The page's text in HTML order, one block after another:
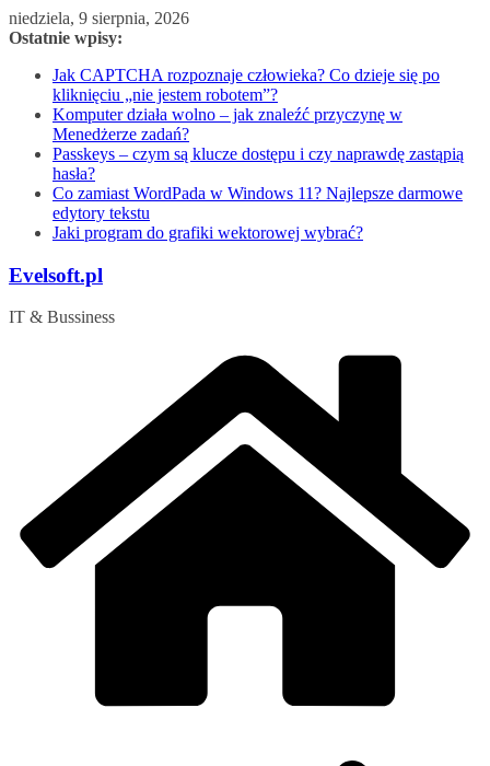
Przejdź
do
niedziela, 9 sierpnia, 2026
Ostatnie wpisy:
Jak CAPTCHA rozpoznaje człowieka? Co dzieje się po
kliknięciu „nie jestem robotem”?
Komputer działa wolno – jak znaleźć przyczynę w
Menedżerze zadań?
Passkeys – czym są klucze dostępu i czy naprawdę zastąpią
hasła?
Co zamiast WordPada w Windows 11? Najlepsze darmowe
edytory tekstu
Jaki program do grafiki wektorowej wybrać?
Evelsoft.pl
IT & Bussiness